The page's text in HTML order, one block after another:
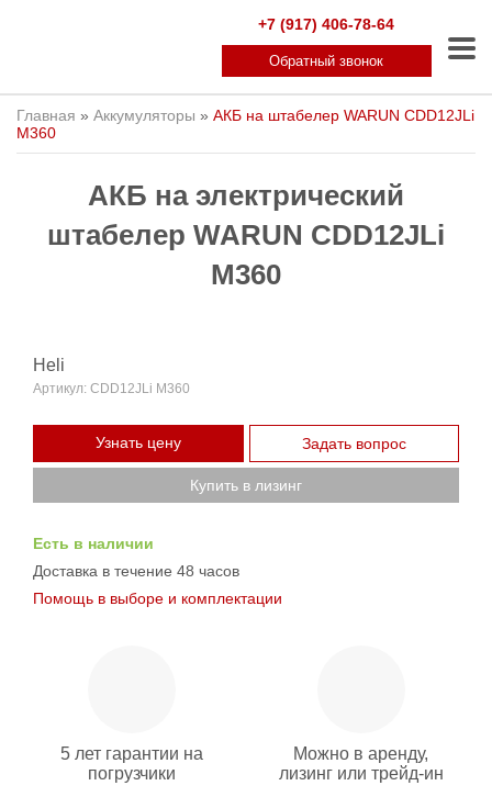
+7 (917) 406-78-64
Обратный звонок
Главная » Аккумуляторы » АКБ на штабелер WARUN CDD12JLi
M360
АКБ на электрический
штабелер WARUN CDD12JLi
M360
Heli
Артикул: CDD12JLi M360
Узнать цену Задать вопрос
Купить в лизинг
Есть в наличии
Доставка в течение 48 часов
Помощь в выборе и комплектации
5 лет гарантии на
погрузчики
Можно в аренду,
лизинг или трейд-ин